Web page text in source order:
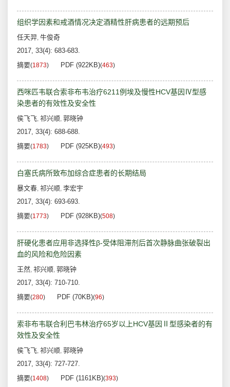
组织学因素和戒酒情况决定酒精性肝病患者的远期预后
任天羿, 牛俊奇
2017, 33(4): 683-683.
摘要(1873) PDF (922KB)(463)
西咪匹韦联合索非布韦治疗6211例埃及慢性HCV基因Ⅳ型感
染患者的有效性及安全性
侯飞飞, 祁兴顺, 郭晓钟
2017, 33(4): 688-688.
摘要(1783) PDF (925KB)(493)
白塞氏病所致布加综合症患者的长期结局
暴文春, 祁兴顺, 李宏宇
2017, 33(4): 693-693.
摘要(1773) PDF (928KB)(508)
肝硬化患者应用非选择性β-受体阻滞剂后首次静脉曲张破裂出
血的风险和危险因素
王然, 祁兴顺, 郭晓钟
2017, 33(4): 710-710.
摘要(280) PDF (70KB)(96)
索非布韦联合利巴韦林治疗65岁以上HCV基因Ⅱ型感染者的有
效性及安全性
侯飞飞, 祁兴顺, 郭晓钟
2017, 33(4): 727-727.
摘要(1408) PDF (1161KB)(393)